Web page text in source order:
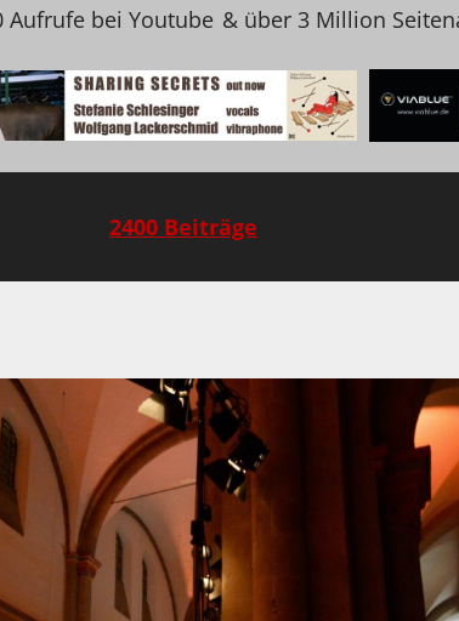
Aufrufe bei Youtube & über 3 Million
2400 Beiträge